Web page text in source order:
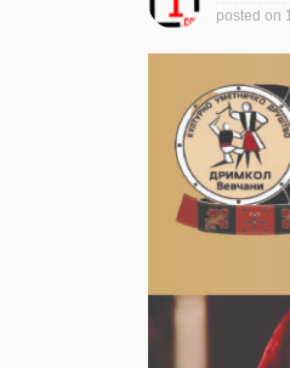
posted on